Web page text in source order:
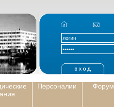
Персоналии Форум